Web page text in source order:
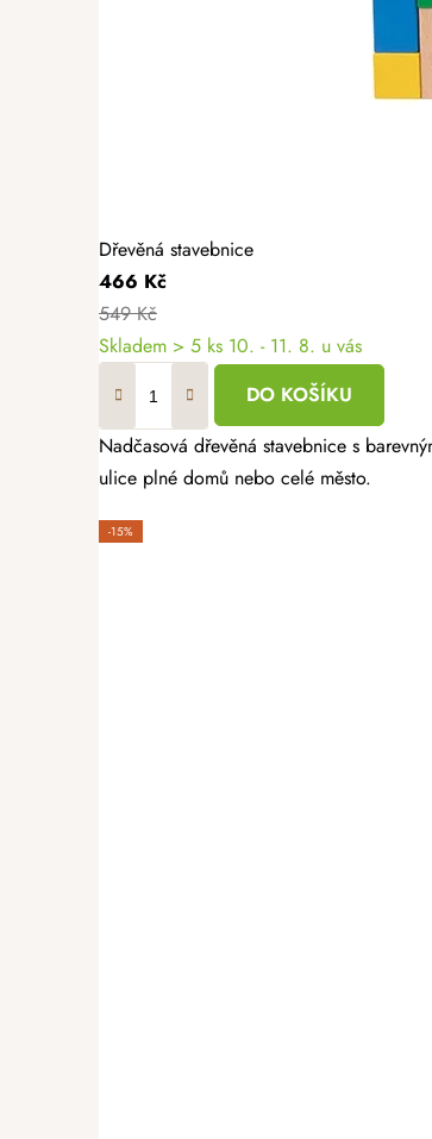
Dřevěná stavebnice
466 Kč
549 Kč
Skladem > 5 ks 10. - 11. 8. u vás
DO KOŠÍKU
Nadčasová dřevěná stavebnice s
ulice plné domů nebo celé město.
-15%